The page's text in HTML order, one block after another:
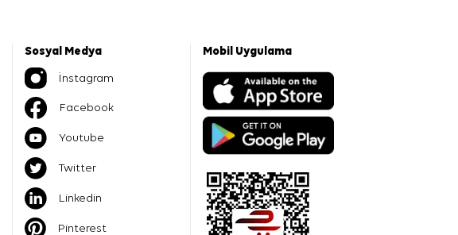
Sosyal Medya
İnstagram
Facebook
Youtube
Twitter
Linkedin
Pinterest
Mobil Uygulama